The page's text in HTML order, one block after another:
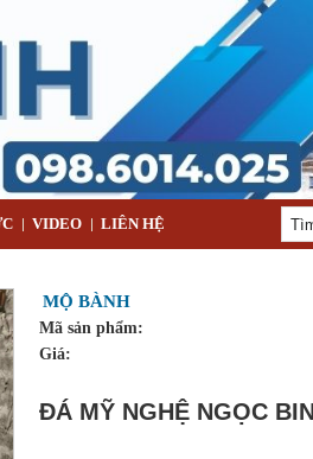
VIDEO LIÊN HỆ
MỘ BÀNH
Mã sản phẩm:
Giá:
ĐÁ MỸ NGHỆ NGỌC